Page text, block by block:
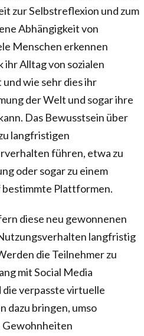
zur Selbstreflexion und zum
Abhängigkeit von
Menschen erkennen
Alltag von sozialen
wie sehr dies ihr
der Welt und sogar ihre
Das Bewusstsein über
langfristigen
führen, etwa zu
oder sogar zu einem
Plattformen.
diese neu gewonnenen
langfristig
die Teilnehmer zu
mit Social Media
verpasste virtuelle
dazu bringen, umso
Gewohnheiten